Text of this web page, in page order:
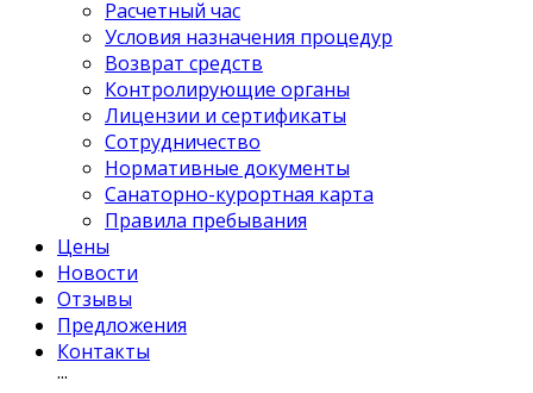
Расчетный час
Условия назначения процедур
Возврат средств
Контролирующие органы
Лицензии и сертификаты
Сотрудничество
Нормативные документы
Санаторно-курортная карта
Правила пребывания
Цены
Новости
Отзывы
Предложения
Контакты
···